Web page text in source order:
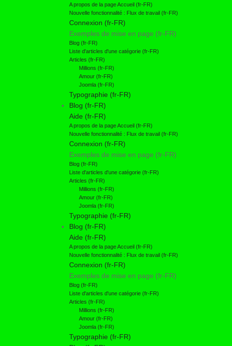
A propos de la page Accueil (fr-FR)
Nouvelle fonctionnalité : Flux de travail (fr-FR)
Connexion (fr-FR)
Exemples de mise en page (fr-FR)
Blog (fr-FR)
Liste d'articles d'une catégorie (fr-FR)
Articles (fr-FR)
Millions (fr-FR)
Amour (fr-FR)
Joomla (fr-FR)
Typographie (fr-FR)
Blog (fr-FR)
Aide (fr-FR)
A propos de la page Accueil (fr-FR)
Nouvelle fonctionnalité : Flux de travail (fr-FR)
Connexion (fr-FR)
Exemples de mise en page (fr-FR)
Blog (fr-FR)
Liste d'articles d'une catégorie (fr-FR)
Articles (fr-FR)
Millions (fr-FR)
Amour (fr-FR)
Joomla (fr-FR)
Typographie (fr-FR)
Blog (fr-FR)
Aide (fr-FR)
A propos de la page Accueil (fr-FR)
Nouvelle fonctionnalité : Flux de travail (fr-FR)
Connexion (fr-FR)
Exemples de mise en page (fr-FR)
Blog (fr-FR)
Liste d'articles d'une catégorie (fr-FR)
Articles (fr-FR)
Millions (fr-FR)
Amour (fr-FR)
Joomla (fr-FR)
Typographie (fr-FR)